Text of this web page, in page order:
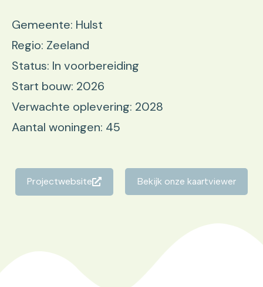
Gemeente: Hulst
Regio: Zeeland
Status: In voorbereiding
Start bouw: 2026
Verwachte oplevering: 2028
Aantal woningen: 45
Projectwebsite Bekijk onze kaartviewer